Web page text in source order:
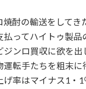
酎の輸送をしてき
ってハイトゥ製
ンロ買収に欲を
運転手たちを粗末
げ率はマイナス1・